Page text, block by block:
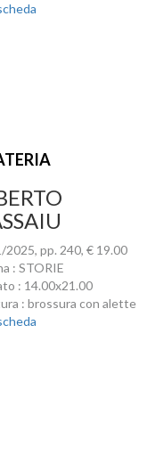
2025, pp. 240, € 19.00
: STORIE
: 14.00x21.00
: brossura con alette